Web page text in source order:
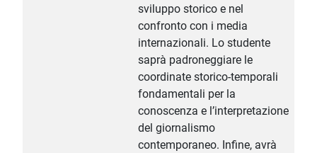
sviluppo storico e nel
confronto con i media
internazionali. Lo studente
saprà padroneggiare le
coordinate storico-temporali
fondamentali per la
conoscenza e l’interpretazione
del giornalismo
contemporaneo. Infine, avrà